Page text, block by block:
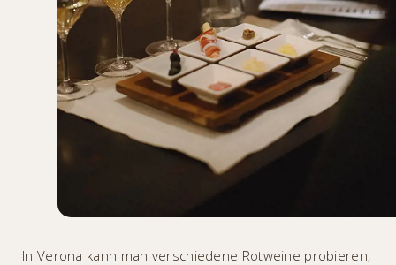
In Verona kann man verschiedene Rotweine probieren,